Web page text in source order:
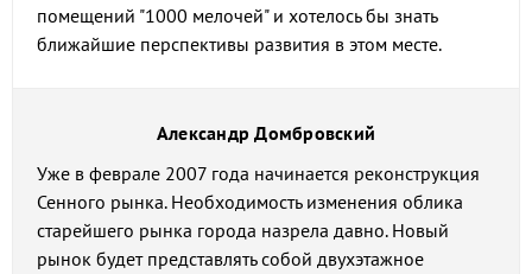
помещений "1000 мелочей" и хотелось бы знать
ближайшие перспективы развития в этом месте.
Александр Домбровский
Уже в феврале 2007 года начинается реконструкция
Сенного рынка. Необходимость изменения облика
старейшего рынка города назрела давно. Новый
рынок будет представлять собой двухэтажное